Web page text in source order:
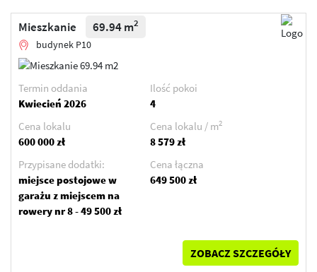
Mieszkanie 69.94 m2
budynek P10
Termin oddania
Kwiecień 2026
Ilość pokoi
4
Cena lokalu
600 000 zł
Cena lokalu / m2
8 579 zł
Przypisane dodatki:
miejsce postojowe w
garażu z miejscem na
rowery nr 8 - 49 500 zł
Cena łączna
649 500 zł
ZOBACZ SZCZEGÓŁY